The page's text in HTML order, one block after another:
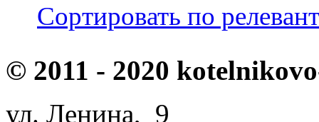
Сортировать по
© 2011 - 2020
ул. Ленина, 9